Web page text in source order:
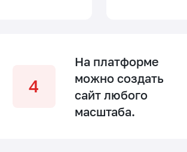
На платформе
можно создать
сайт любого
масштаба.